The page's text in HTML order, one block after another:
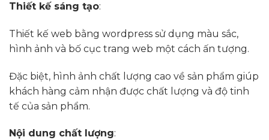
Thiết kế sáng tạo:
Thiết kế web bằng wordpress sử dụng màu sắc,
hình ảnh và bố cục trang web một cách ấn tượng.
Đặc biệt, hình ảnh chất lượng cao về sản phẩm giúp
khách hàng cảm nhận được chất lượng và độ tinh
tế của sản phẩm.
Nội dung chất lượng: